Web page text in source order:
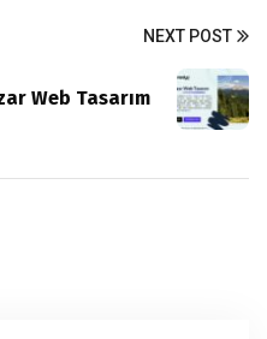
NEXT POST
Web Tasarım